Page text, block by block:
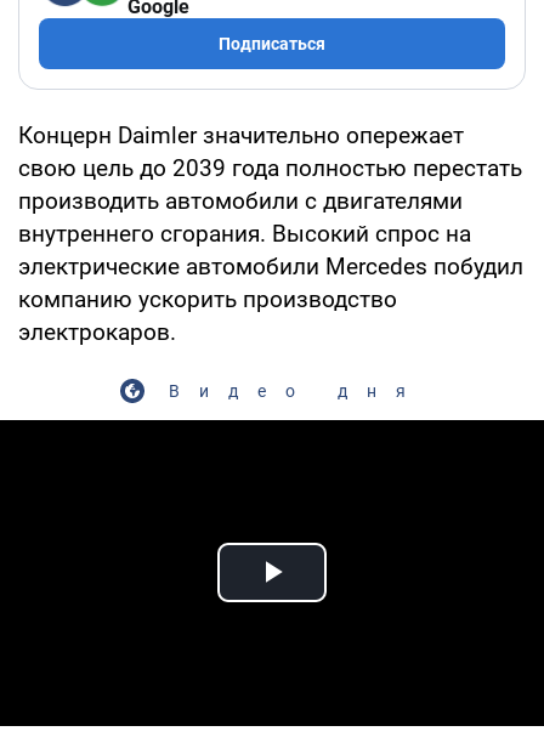
Google
Подписаться
Концерн Daimler значительно опережает
свою цель до 2039 года полностью перестать
производить автомобили с двигателями
внутреннего сгорания. Высокий спрос на
электрические автомобили Mercedes побудил
компанию ускорить производство
электрокаров.
Видео дня
Play Video